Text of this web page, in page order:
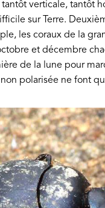
verticale, tantôt
sur Terre.
les coraux de la
et décembre
de la lune pour
polarisée ne font